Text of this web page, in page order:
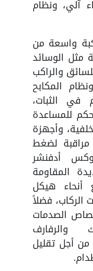
آلي، ونظام
واسعة من
مثل الوسائد
والراكب
المكابح
في الثبات،
للمساعدة
وأجهزة
مراقبة لضغط
أدفنشر
المقاومة
هيكل
الركاب، فضلاً
الصدمات
والرفارف
من أجل تقليل